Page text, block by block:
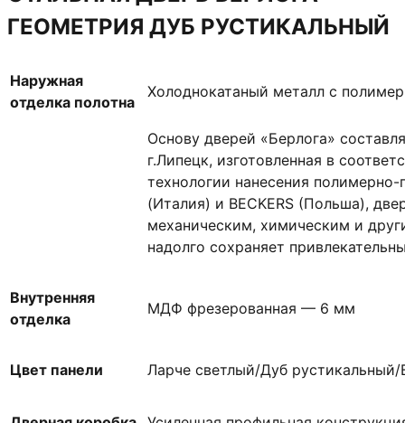
ГЕОМЕТРИЯ ДУБ РУСТИКАЛЬНЫЙ
Наружная
отделка полотна
Холоднокатаный металл с
Основу дверей «Берлога»
г.Липецк, изготовленная в
технологии нанесения
(Италия) и BECKERS (Польша),
механическим, химическим и
надолго сохраняет
Внутренняя
отделка
МДФ фрезерованная — 6 мм
Цвет панели Ларче светлый/Дуб рустикальный/